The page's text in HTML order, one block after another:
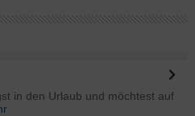
in den Urlaub und möchtest auf